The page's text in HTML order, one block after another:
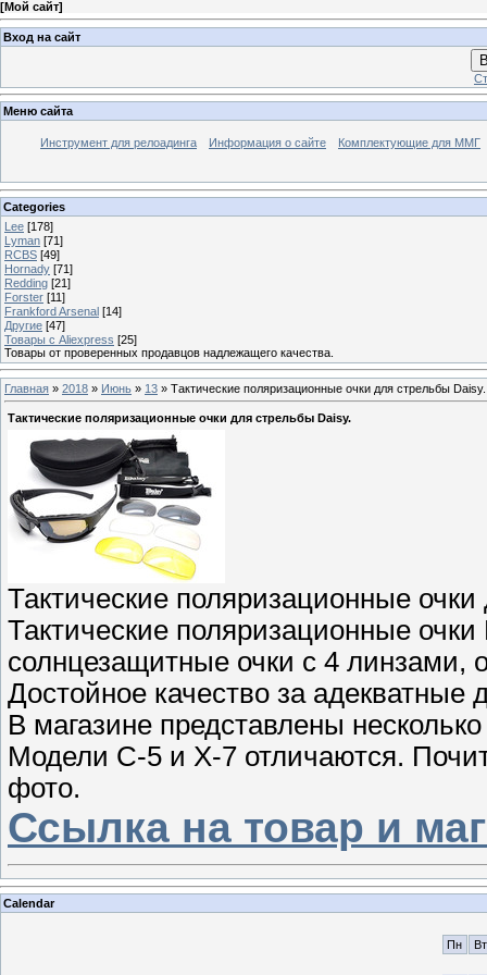
[Мой сайт]
Вход на сайт
Меню сайта
Инструмент для релоадинга Информация о сайте Комплектующие для ММГ
Categories
Lee [178]
Lyman [71]
RCBS [49]
Hornady [71]
Redding [21]
Forster [11]
Frankford Arsenal [14]
Другие [47]
Товары с Aliexpress [25]
Товары от проверенных продавцов надлежащего качества.
Главная » 2018 » Июнь » 13 » Тактические поляризационные очки для стрельбы Daisy.
Тактические поляризационные очки для стрельбы Daisy.
Тактические поляризационные
Тактические поляризационные
солнцезащитные очки с 4 линзами,
Достойное качество за адекватные
В магазине представлены
Модели С-5 и Х-7 отличаются.
фото.
Ссылка на товар и
Calendar
Пн Вт